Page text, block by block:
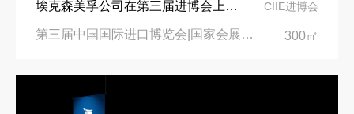
埃克森美孚公司在第三届进博会上展示非凡的展台搭建设计 CIIE进博会
第三届中国国际进口博览会|国家会展中心 300㎡